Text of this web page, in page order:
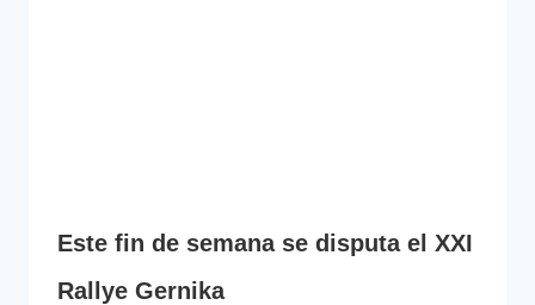
Este fin de semana se disputa el XXI
Rallye Gernika